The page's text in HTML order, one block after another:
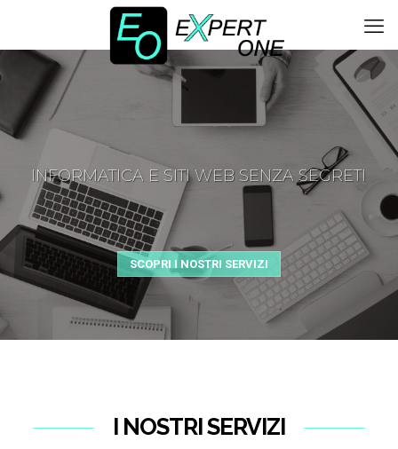
INFORMATICA E SITI WEB SENZA SEGRETI
SCOPRI I NOSTRI SERVIZI
I NOSTRI SERVIZI